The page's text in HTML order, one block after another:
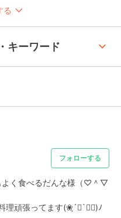
る
キーワード keyboard_arrow_up
フォローする
よく食べるだんな様（♡＾▽
理頑張ってます(❀ฺ´∀`❀ฺ)ﾉ